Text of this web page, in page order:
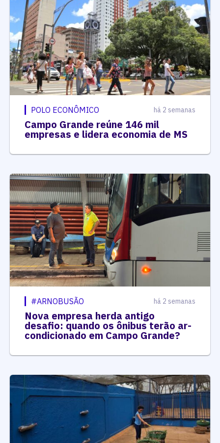
POLO ECONÔMICO há 2 semanas
Campo Grande reúne 146 mil
empresas e lidera economia de MS
#ARNOBUSÃO há 2 semanas
Nova empresa herda antigo
desafio: quando os ônibus terão ar-
condicionado em Campo Grande?